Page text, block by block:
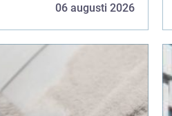
06 augusti 2026